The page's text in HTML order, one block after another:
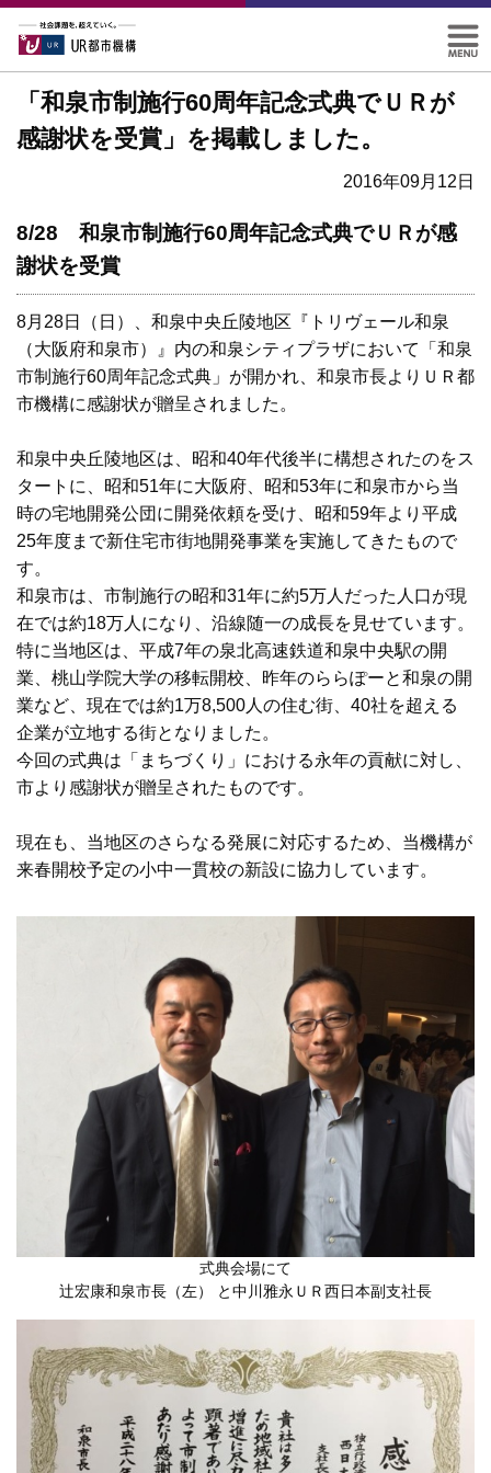
「和泉市制施行60周年記念式典でＵＲが
感謝状を受賞」を掲載しました。
2016年09月12日
8/28 和泉市制施行60周年記念式典でＵＲが感
謝状を受賞
8月28日（日）、和泉中央丘陵地区『トリヴェール和泉
（大阪府和泉市）』内の和泉シティプラザにおいて「和泉
市制施行60周年記念式典」が開かれ、和泉市長よりＵＲ都
市機構に感謝状が贈呈されました。
和泉中央丘陵地区は、昭和40年代後半に構想されたのをス
タートに、昭和51年に大阪府、昭和53年に和泉市から当
時の宅地開発公団に開発依頼を受け、昭和59年より平成
25年度まで新住宅市街地開発事業を実施してきたもので
す。
和泉市は、市制施行の昭和31年に約5万人だった人口が現
在では約18万人になり、沿線随一の成長を見せています。
特に当地区は、平成7年の泉北高速鉄道和泉中央駅の開
業、桃山学院大学の移転開校、昨年のららぽーと和泉の開
業など、現在では約1万8,500人の住む街、40社を超える
企業が立地する街となりました。
今回の式典は「まちづくり」における永年の貢献に対し、
市より感謝状が贈呈されたものです。
現在も、当地区のさらなる発展に対応するため、当機構が
来春開校予定の小中一貫校の新設に協力しています。
式典会場にて
辻宏康和泉市長（左） と中川雅永ＵＲ西日本副支社長